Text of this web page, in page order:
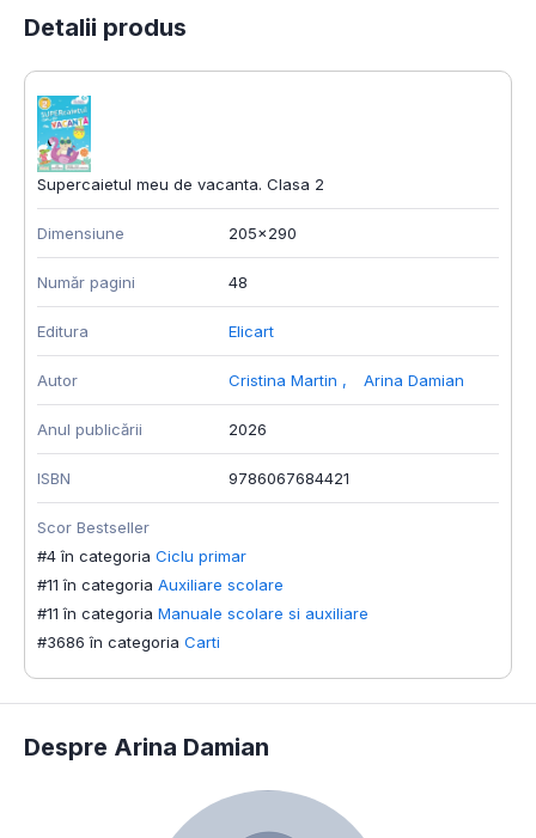
Detalii produs
Supercaietul meu de vacanta. Clasa 2
Dimensiune 205x290
Număr pagini 48
Editura Elicart
Autor Cristina Martin , Arina Damian
Anul publicării 2026
ISBN 9786067684421
Scor Bestseller
#4 în categoria Ciclu primar
#11 în categoria Auxiliare scolare
#11 în categoria Manuale scolare si auxiliare
#3686 în categoria Carti
Despre Arina Damian